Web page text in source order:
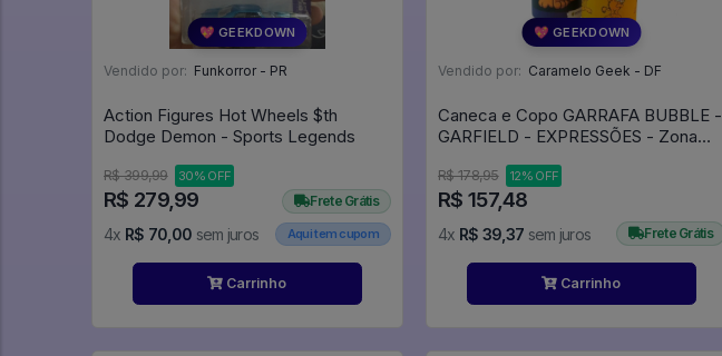
💖 GEEKDOWN
Vendido por: Funkorror - PR
Action Figures Hot Wheels $th
Dodge Demon - Sports Legends
R$ 399,99 30% OFF
R$ 279,99
4x R$ 70,00 sem juros
Frete Grátis
Aqui tem cupom
Carrinho
💖 GEEKDOWN
Vendido por: Caramelo Geek - DF
Caneca e Copo GARRAFA BUBBLE -
GARFIELD - EXPRESSÕES - Zona
R$ 178,95 12% OFF
R$ 157,48
4x R$ 39,37 sem juros Frete Grátis
Carrinho